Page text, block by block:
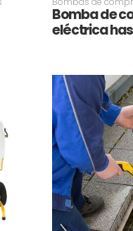
Bomba de
eléctrica